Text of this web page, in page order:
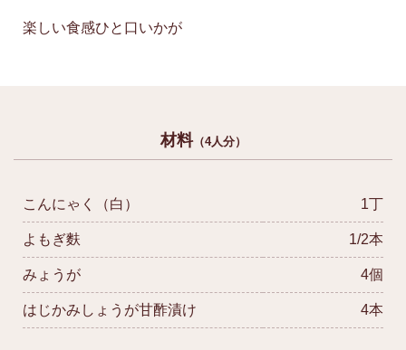
楽しい食感ひと口いかが
材料（4人分）
こんにゃく（白） 1丁
よもぎ麩 1/2本
みょうが 4個
はじかみしょうが甘酢漬け 4本